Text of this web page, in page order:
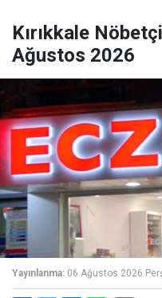
Kırıkkale
Ağustos 2026
Yayınlanma: 06 Ağustos 2026